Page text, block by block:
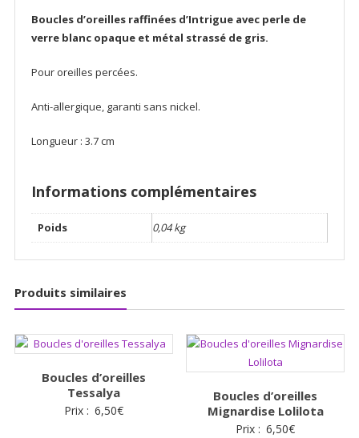
Boucles d’oreilles raffinées d’Intrigue avec perle de
verre blanc opaque et métal strassé de gris.
Pour oreilles percées.
Anti-allergique, garanti sans nickel.
Longueur : 3.7 cm
Informations complémentaires
Poids 0,04 kg
Produits similaires
Boucles d’oreilles
Tessalya
Prix : 6,50€
Boucles d’oreilles
Mignardise Lolilota
Prix : 6,50€